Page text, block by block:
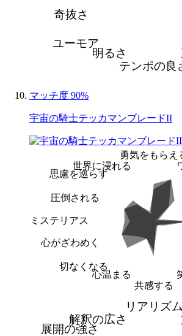
テンポの良
明るさ
ユーモア
奇抜さ
マッチ度 90%
宇宙の騎士テッカマンブレードII
勇気をもらえ
共感する
心温まる
切なくなる
心がざわめく
ミステリアス
圧倒される
思慮を巡らす
世界に浸れる
リアリズム
展開の強さ
解釈の広さ